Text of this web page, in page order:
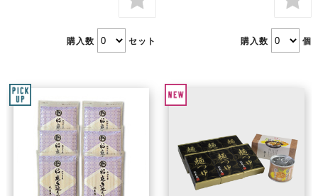
購入数 セット 購入数 個